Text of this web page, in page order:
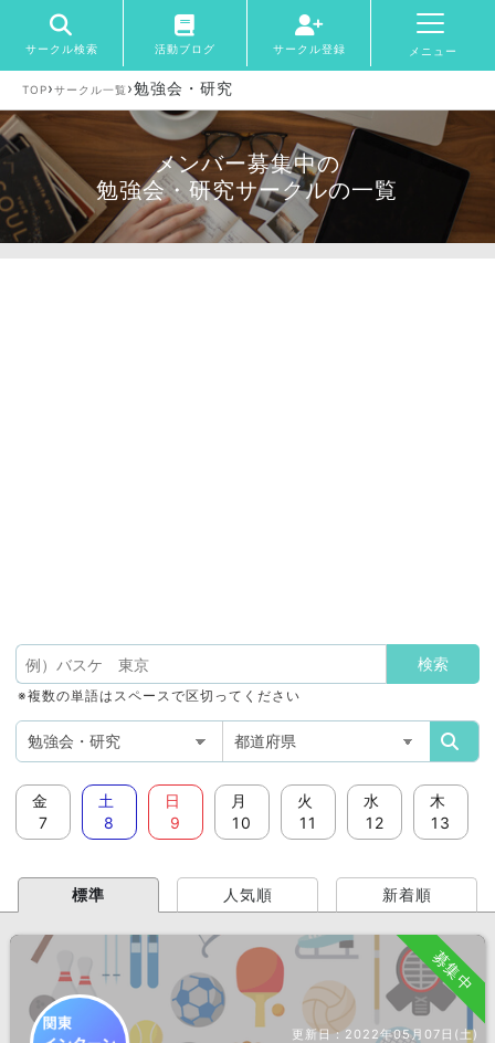
サークル検索 活動ブログ サークル登録 メニュー
TOP›サークル一覧 ›勉強会・研究
メンバー募集中の
勉強会・研究サークルの一覧
※複数の単語はスペースで区切ってください
金
7
土
8
日
9
月
10
火
11
水
12
木
13
標準 人気順 新着順
募集中
更新日：2022年05月07日(土)